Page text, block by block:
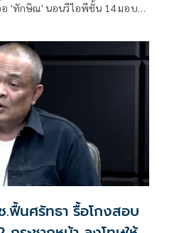
'ทักษิณ' นอนวีไอพีชั้น 14 มอบ
ฟื้นศรัทธา รื้อโกงสอบ